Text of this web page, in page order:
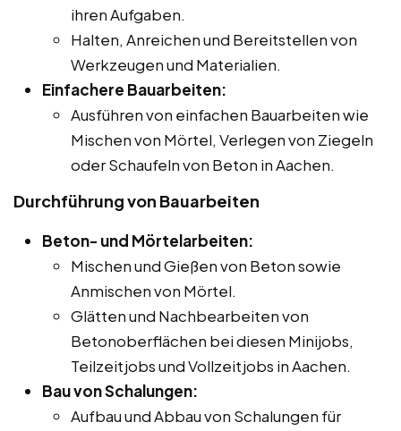
ihren Aufgaben.
Halten, Anreichen und Bereitstellen von
Werkzeugen und Materialien.
Einfachere Bauarbeiten:
Ausführen von einfachen Bauarbeiten wie
Mischen von Mörtel, Verlegen von Ziegeln
oder Schaufeln von Beton in Aachen.
Durchführung von Bauarbeiten
Beton- und Mörtelarbeiten:
Mischen und Gießen von Beton sowie
Anmischen von Mörtel.
Glätten und Nachbearbeiten von
Betonoberflächen bei diesen Minijobs,
Teilzeitjobs und Vollzeitjobs in Aachen.
Bau von Schalungen:
Aufbau und Abbau von Schalungen für